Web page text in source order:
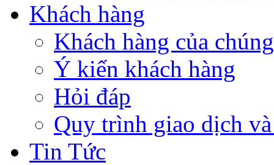
Khách hàng
Khách hàng của
Ý kiến khách hàng
Hỏi đáp
Quy trình giao dịch
Tin Tức